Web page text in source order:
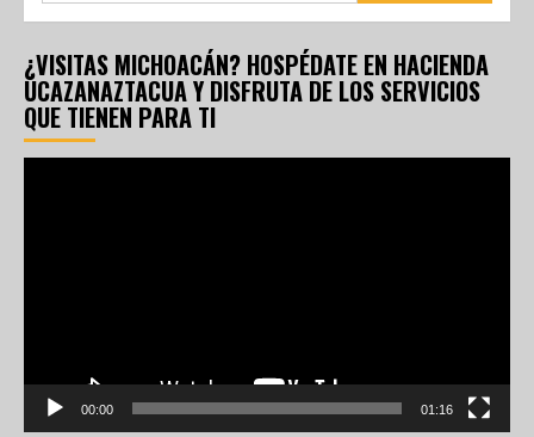
¿VISITAS MICHOACÁN? HOSPÉDATE EN HACIENDA
UCAZANAZTACUA Y DISFRUTA DE LOS SERVICIOS
QUE TIENEN PARA TI
00:00 01:16